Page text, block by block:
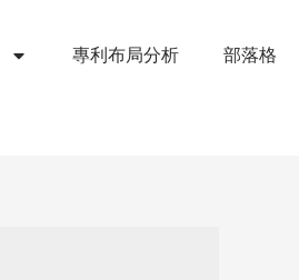
專利布局分析 部落格